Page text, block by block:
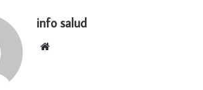
info salud
Sitio